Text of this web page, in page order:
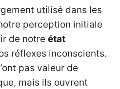
utilisé dans les
perception initiale
de notre état
réflexes inconscients.
pas valeur de
mais ils ouvrent